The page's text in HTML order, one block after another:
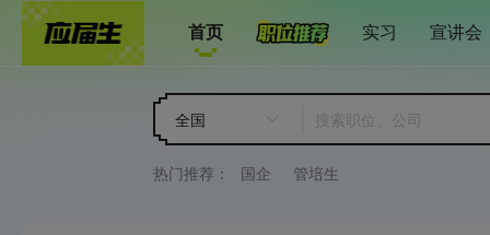
首页 实习 宣讲会
全国
热门推荐： 国企 管培生